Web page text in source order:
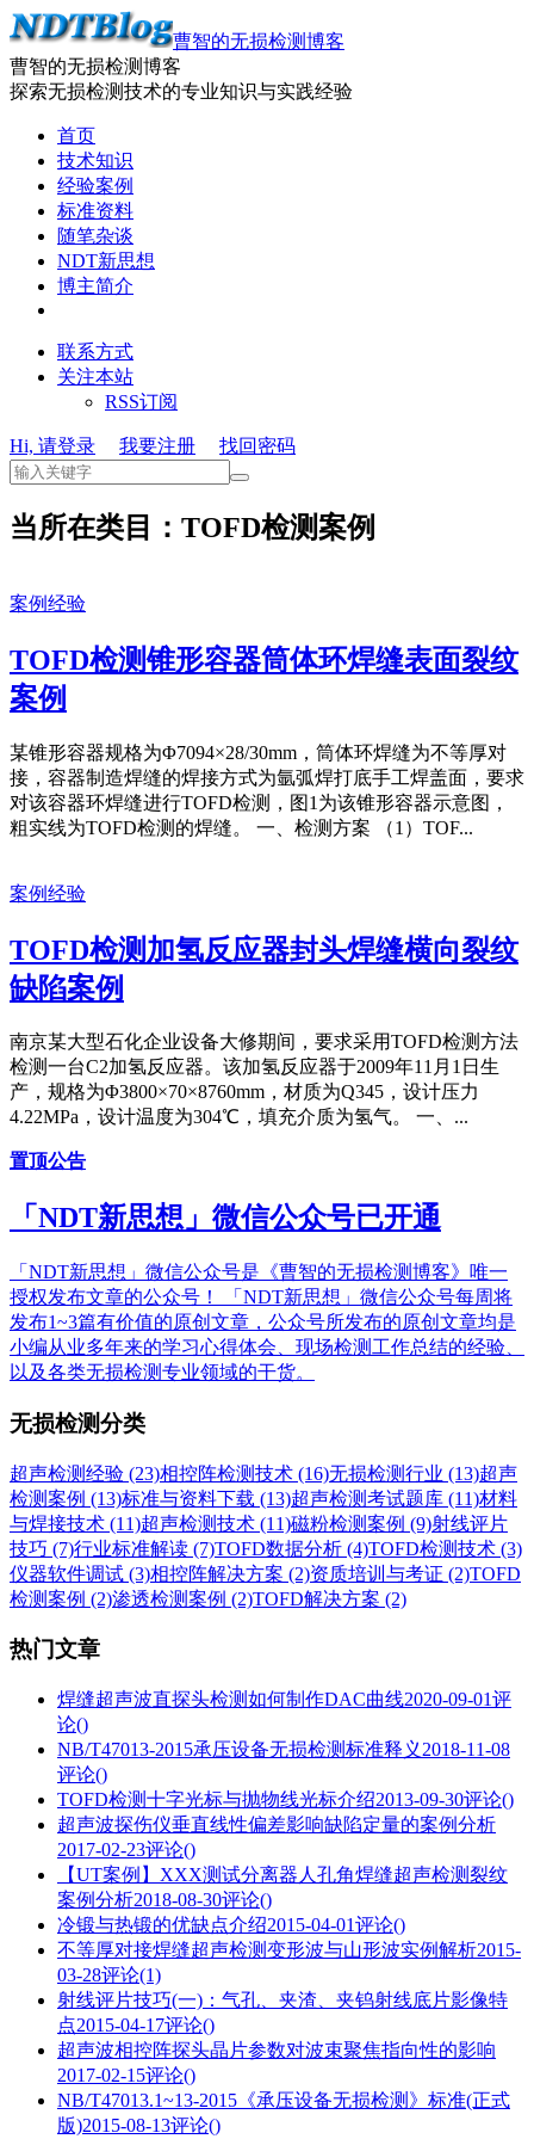
曹智的无损检测博客
曹智的无损检测博客
探索无损检测技术的专业知识与实践经验
首页
技术知识
经验案例
标准资料
随笔杂谈
NDT新思想
博主简介
联系方式
关注本站
RSS订阅
Hi, 请登录 我要注册 找回密码
当所在类目：TOFD检测案例
案例经验
TOFD检测锥形容器筒体环焊缝表面裂纹
案例
某锥形容器规格为Φ7094×28/30mm，筒体环焊缝为不等厚对
接，容器制造焊缝的焊接方式为氩弧焊打底手工焊盖面，要求
对该容器环焊缝进行TOFD检测，图1为该锥形容器示意图，
粗实线为TOFD检测的焊缝。 一、检测方案 （1）TOF...
案例经验
TOFD检测加氢反应器封头焊缝横向裂纹
缺陷案例
南京某大型石化企业设备大修期间，要求采用TOFD检测方法
检测一台C2加氢反应器。该加氢反应器于2009年11月1日生
产，规格为Φ3800×70×8760mm，材质为Q345，设计压力
4.22MPa，设计温度为304℃，填充介质为氢气。 一、...
置顶公告
「NDT新思想」微信公众号已开通
「NDT新思想」微信公众号是《曹智的无损检测博客》唯一
授权发布文章的公众号！ 「NDT新思想」微信公众号每周将
发布1~3篇有价值的原创文章，公众号所发布的原创文章均是
小编从业多年来的学习心得体会、现场检测工作总结的经验、
以及各类无损检测专业领域的干货。
无损检测分类
超声检测经验 (23)相控阵检测技术 (16)无损检测行业 (13)超声
检测案例 (13)标准与资料下载 (13)超声检测考试题库 (11)材料
与焊接技术 (11)超声检测技术 (11)磁粉检测案例 (9)射线评片
技巧 (7)行业标准解读 (7)TOFD数据分析 (4)TOFD检测技术 (3)
仪器软件调试 (3)相控阵解决方案 (2)资质培训与考证 (2)TOFD
检测案例 (2)渗透检测案例 (2)TOFD解决方案 (2)
热门文章
焊缝超声波直探头检测如何制作DAC曲线2020-09-01评
论()
NB/T47013-2015承压设备无损检测标准释义 2018-11-08
评论()
TOFD检测十字光标与抛物线光标介绍2013-09-30评论()
超声波探伤仪垂直线性偏差影响缺陷定量的案例分析
2017-02-23评论()
【UT案例】XXX测试分离器人孔角焊缝超声检测裂纹
案例分析2018-08-30评论()
冷锻与热锻的优缺点介绍2015-04-01评论()
不等厚对接焊缝超声检测变形波与山形波实例解析2015-
03-28评论(1)
射线评片技巧(一)：气孔、夹渣、夹钨射线底片影像特
点2015-04-17评论()
超声波相控阵探头晶片参数对波束聚焦指向性的影响
2017-02-15评论()
NB/T47013.1~13-2015《承压设备无损检测》标准(正式
版)2015-08-13评论()